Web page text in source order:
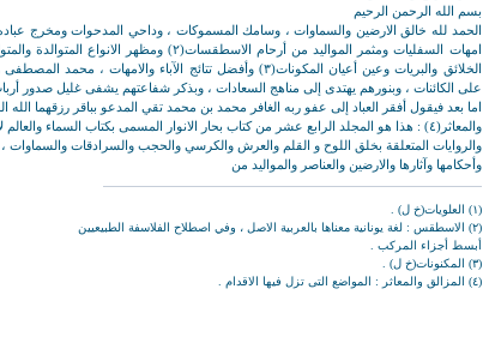
بسم الله الرحمن الرحيم
امهات السفليات ومثمر المواليد من أرحام
الخلائق والبريات وعين أعيان المكونات(٣) وأفضل تتائج الآباء
على الكائنات ، وبنورهم يهتدى إلى مناهج السعادات ، وبذكر شفاعتهم يشفى غليل صدور
اما بعد فيقول أفقر العباد إلى عفو ربه الغافر محمد بن محمد تقي المدعو بباقر رزقهما الله
والمعاثر(٤) : هذا هو المجلد الرابع عشر من كتاب بحار الانوار المسمى بكتاب السماء
والروايات المتعلقة بخلق اللوح و القلم والعرش والكرسي والحجب والسرادقات والسماوات ،
وأحكامها وآثارها والارضين والعناصر والمواليد من
(١) العلويات(خ ل) .
(٢) الاسطقس : لغة يونانية معناها بالعربية الاصل ، وفي اصطلاح الفلاسفة الطبيعيين
أبسط أجزاء المركب .
(٣) المكنونات(خ ل) .
(٤) المزالق والمعاثر : المواضع التى تزل فيها الاقدام .